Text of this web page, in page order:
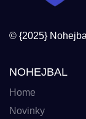
© {2025}
NOHEJBAL
Home
Novinky